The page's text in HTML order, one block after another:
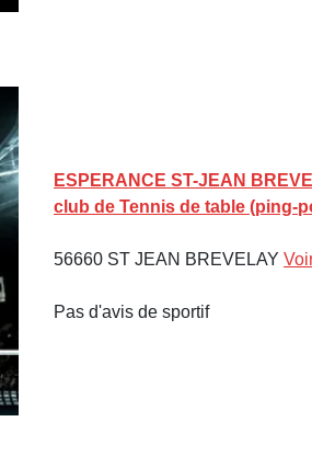
ESPERANCE ST-JEAN
club de Tennis de table (ping-
56660 ST JEAN BREVELAY
Pas d'avis de sportif